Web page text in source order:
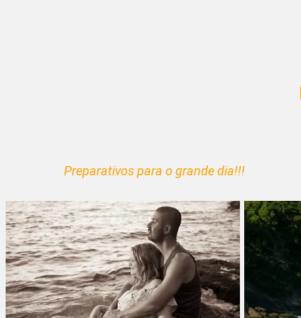
Preparativos para o grande dia!!!